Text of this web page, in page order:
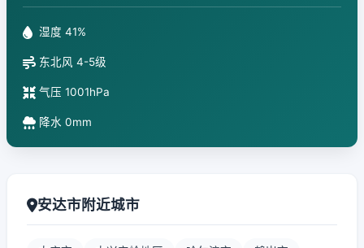
湿度 41%
东北风 4-5级
气压 1001hPa
降水 0mm
安达市附近城市